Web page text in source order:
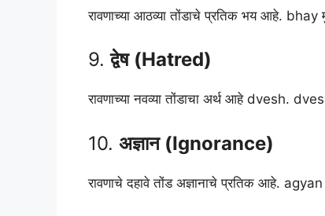
रावणाच्या आठव्या तोंडाचे प्रतिक भय आहे. bhay
9.द्वेष (Hatred)
रावणाच्या नवव्या तोंडाचा अर्थ आहे dvesh.
10. अज्ञान (Ignorance)
रावणाचे दहावे तोंड अज्ञानाचे प्रतिक आहे.